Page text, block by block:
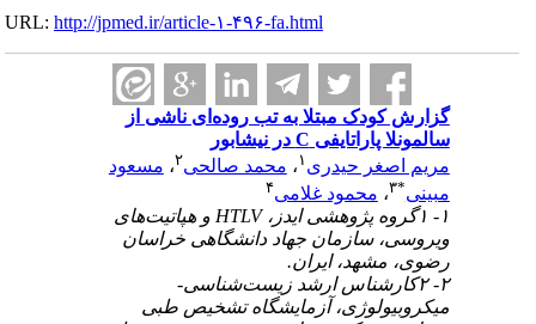
URL:http://jpmed.ir/article-۱-۴۹۶-fa.html
گزارش کودک مبتلا به تب روده‌ای ناشی از
سالمونلا پاراتایفی C‌ در نیشابور
مریم اصغر حیدری۱ ،محمد صالحی ،مسعود
مبینی
۳،محمود غلامی
۱- ۱گروه پژوهشی ایدز، HTLV و هپاتیت‌های
ویروسی، سازمان جهاد دانشگاهی خراسان
رضوی، مشهد، ایران.
۲- ۲کارشناس ارشد زیست‌شناسی-
میکروبیولوژی، آزمایشگاه تشخیص طبی